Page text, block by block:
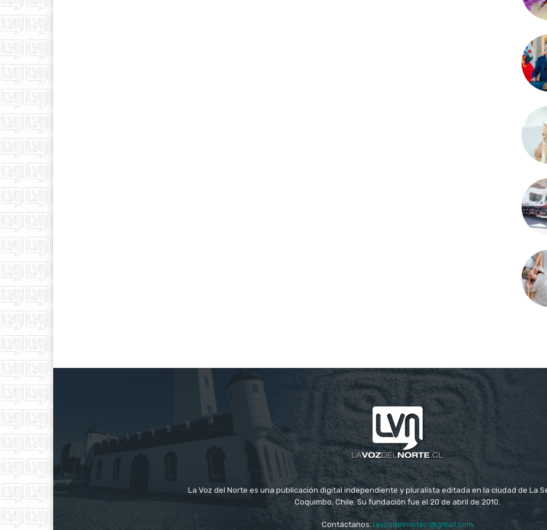
La Voz del Norte es una publicación digital independiente y pluralista editada en la ciudad de La
Coquimbo, Chile. Su fundación fue el 20 de abril de 2010.
Contáctanos: lavozdelnortecl@gmail.com